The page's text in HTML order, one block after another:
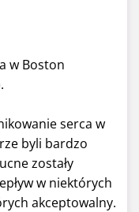
w Boston
serca w
byli bardzo
zostały
w niektórych
akceptowalny.